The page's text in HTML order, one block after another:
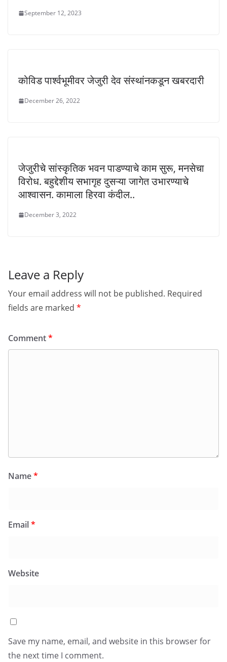
September 12, 2023
कोविड पार्श्वभूमीवर जेजुरी देव संस्थांनकडून खबरदारी
December 26, 2022
जेजुरीचे सांस्कृतिक भवन पाडण्याचे काम सुरू, मनसेचा
विरोध. बहुद्देशीय सभागृह दुसऱ्या जागेत उभारण्याचे
आश्वासन. कामाला हिरवा कंदील..
December 3, 2022
Leave a Reply
Your email address will not be published. Required
fields are marked *
Comment*
Name*
Email*
Website
Save my name, email, and website in this browser for
the next time I comment.